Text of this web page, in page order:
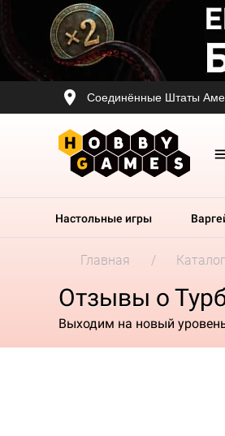
Соединённые Штаты
Настольные игры
Главная Каталог
Отзывы о
Выходим на новый